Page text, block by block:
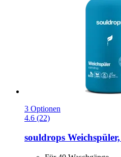
3 Optionen
4.6 (22)
souldrops